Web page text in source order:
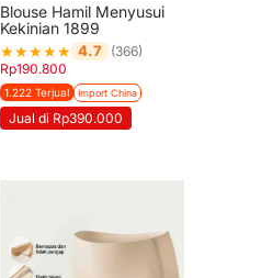
Blouse Hamil Menyusui
Kekinian 1899
★★★★★ 4.7 (366)
Rp190.800
1.222 Terjual Import China
Jual di Rp390.000